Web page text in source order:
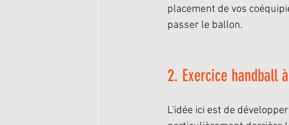
placement de vos
passer le ballon.
2. Exercice handball
L'idée ici est de